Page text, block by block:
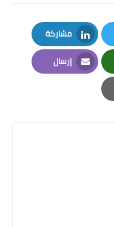
مشاركة
LinkedIn
إرسال
Email